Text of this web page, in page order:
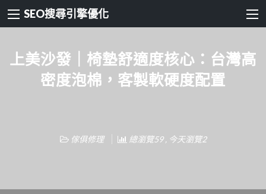
SEO搜尋引擎優化
上美沙發｜椅墊舒適度核心：台灣高
密度泡棉，客製軟硬度配置
傢俱修理 總瀏覽59 , 今天瀏覽2